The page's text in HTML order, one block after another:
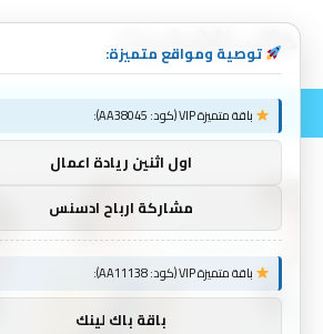
توصية ومواقع متميزة:
باقة متميزة VIP (كود: AA38045):
اول اثنين ريادة اعمال
مشاركة ارباح ادسنس
باقة متميزة VIP (كود: AA11138):
باقة باك لينك